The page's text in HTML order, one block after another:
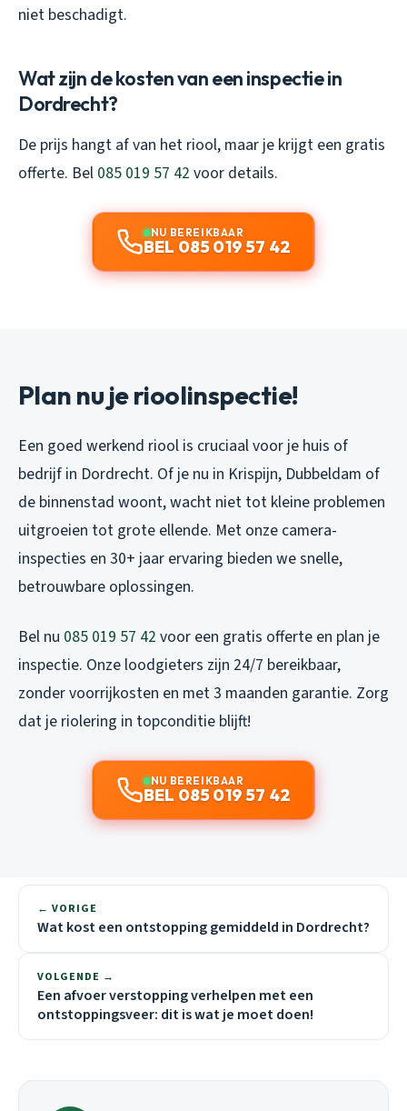
niet beschadigt.
Wat zijn de kosten van een inspectie in
Dordrecht?
De prijs hangt af van het riool, maar je krijgt een gratis
offerte. Bel 085 019 57 42 voor details.
NU BEREIKBAAR
BEL 085 019 57 42
Plan nu je rioolinspectie!
Een goed werkend riool is cruciaal voor je huis of
bedrijf in Dordrecht. Of je nu in Krispijn, Dubbeldam of
de binnenstad woont, wacht niet tot kleine problemen
uitgroeien tot grote ellende. Met onze camera-
inspecties en 30+ jaar ervaring bieden we snelle,
betrouwbare oplossingen.
Bel nu 085 019 57 42 voor een gratis offerte en plan je
inspectie. Onze loodgieters zijn 24/7 bereikbaar,
zonder voorrijkosten en met 3 maanden garantie. Zorg
dat je riolering in topconditie blijft!
NU BEREIKBAAR
BEL 085 019 57 42
← VORIGE
Wat kost een ontstopping gemiddeld in Dordrecht?
VOLGENDE →
Een afvoer verstopping verhelpen met een
ontstoppingsveer: dit is wat je moet doen!